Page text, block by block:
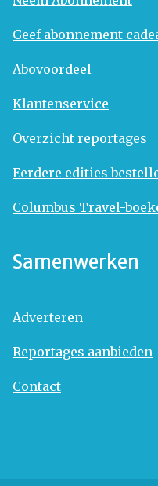
Geef abonnement
Abovoordeel
Klantenservice
Overzicht reportages
Eerdere edities
Columbus Travel-
Samenwerken
Adverteren
Reportages aanbieden
Contact